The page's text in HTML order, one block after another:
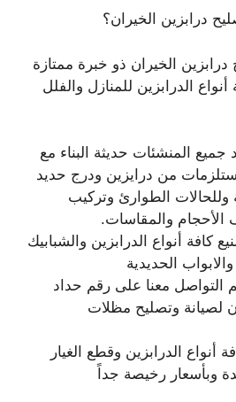
درابزين الخيران؟
درابزين الخيران ذو خبرة ممتازة
الدرابزين للمنازل والفلل
المنشئات حديثة البناء مع
من درايزين ودرج حديد
الطوارئ وتركيب
والمقاسات.
كافة أنواع الدرابزين والشبابيك
الحديدية
معنا على رقم حداد
لصيانة وتصليح مظلات
أنواع الدرابزين وقطع الغيار
وبأسعار رخيصة جداً